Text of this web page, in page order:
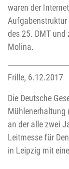
waren der
des 25. DMT
Molina.
Frille, 6.12.2017
Die Deutsche
Mühlenerhaltung
an der alle zwei
Leitmesse für
in Leipzig mit